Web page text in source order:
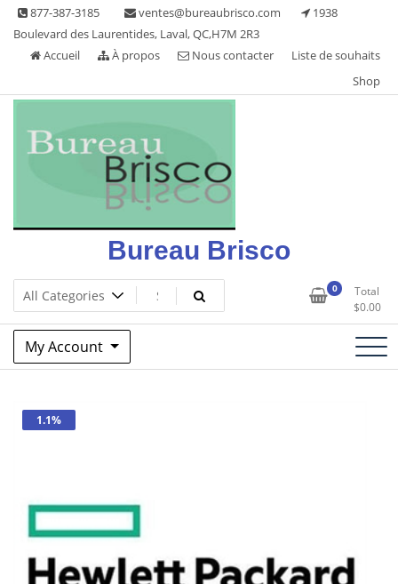
Skip 877-387-3185 ventes@bureaubrisco.com
1938
Boulevard des Laurentides, Laval, QC,H7M 2R3
Accueil
À propos Nous contacter
Liste de souhaits
Shop
Bureau Brisco
0
Total
$0.00
My Account
1.1%